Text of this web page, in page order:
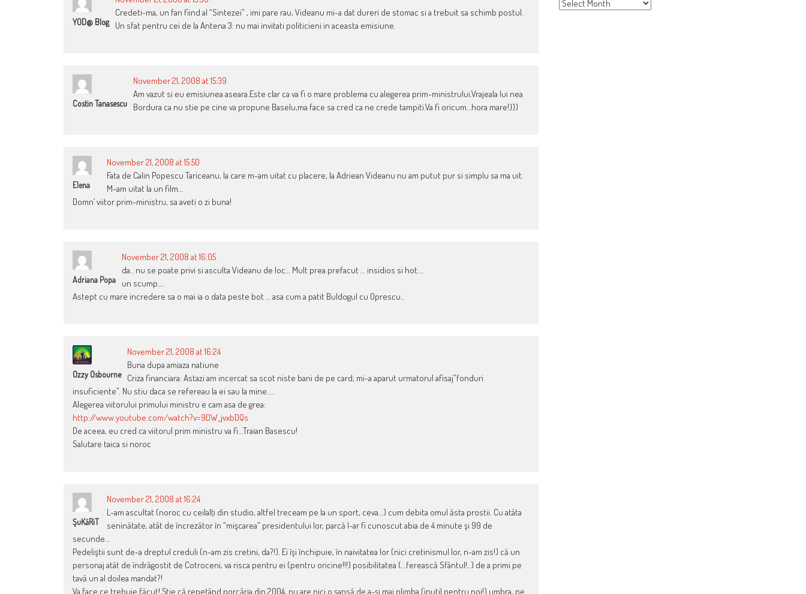
YOD@ Blog
Credeti-ma, un fan fiind al “Sintezei” , imi pare rau, Videanu mi-a dat dureri de stomac si a trebuit sa schimb postul.
Un sfat pentru cei de la Antena 3: nu mai invitati politicieni in aceasta emisiune.
Costin Tanasescu
November 21, 2008 at 15:39
Am vazut si eu emisiunea aseara.Este clar ca va fi o mare problema cu alegerea prim-ministrului.Vrajeala lui nea
Bordura ca nu stie pe cine va propune Baselu,ma face sa cred ca ne crede tampiti.Va fi oricum…hora mare!)))
Elena
November 21, 2008 at 15:50
Fata de Calin Popescu Tariceanu, la care m-am uitat cu placere, la Adriean Videanu nu am putut pur si simplu sa ma uit.
M-am uitat la un film…
Domn’ viitor prim-ministru, sa aveti o zi buna!
Adriana Popa
November 21, 2008 at 16:05
da.. nu se poate privi si asculta Videanu de loc… Mult prea prefacut … insidios si hot….
un scump….
Astept cu mare incredere sa o mai ia o data peste bot … asa cum a patit Buldogul cu Oprescu..
Ozzy Osbourne
November 21, 2008 at 16:24
Buna dupa amiaza natiune
Criza financiara: Astazi am incercat sa scot niste bani de pe card; mi-a aparut urmatorul afisaj”fonduri
insuficiente”. Nu stiu daca se refereau la ei sau la mine…..
Alegerea viitorului primului ministru e cam asa de grea:
http://www.youtube.com/watch?v=9DW_jvxbDQs
De aceea, eu cred ca viitorul prim ministru va fi…Traian Basescu!
Salutare taica si noroc
ŞuKăRiT
November 21, 2008 at 16:24
L-am ascultat (noroc cu ceilalţi din studio, altfel treceam pe la un sport, ceva…) cum debita omul ăsta prostii. Cu atâta
seninătate, atât de încrezător în “mişcarea” presidentului lor, parcă l-ar fi cunoscut abia de 4 minute şi 99 de
secunde…
Pedeliştii sunt de-a dreptul creduli (n-am zis cretini, da?!). Ei îşi închipuie, în naivitatea lor (nici cretinismul lor, n-am zis!) că un
personaj atât de îndrăgostit de Cotroceni, va risca pentru ei (pentru oricine!!!) posibilitatea (…ferească Sfântul!..) de a primi pe
tavă un al doilea mandat?!
Va face ce trebuie făcut! Ştie că repetând porcăria din 2004, nu are nici o şansă de a-şi mai plimba (inutil pentru noi!) umbra, pe